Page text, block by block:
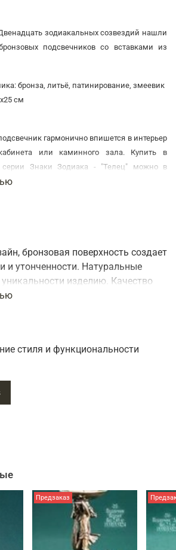
зодиакальных созвездий нашли
подсвечников со вставками из
бронза, литьё, патинирование, змеевик
см
гармонично впишется в интерьер
или каминного зала. Купить в
серии Знаки Зодиака - "Телец" можно в
Подсвечник можно подарить человеку
является эксклюзивным
вручную.
бронзовая поверхность создает
и утонченности. Натуральные
изделию. Качество
видно профессионализм
стиля и функциональности
Предзаказ